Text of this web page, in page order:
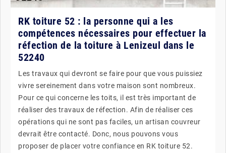
RK toiture 52 : la personne qui a les
compétences nécessaires pour effectuer la
réfection de la toiture à Lenizeul dans le
52240
Les travaux qui devront se faire pour que vous puissiez
vivre sereinement dans votre maison sont nombreux.
Pour ce qui concerne les toits, il est très important de
réaliser des travaux de réfection. Afin de réaliser ces
opérations qui ne sont pas faciles, un artisan couvreur
devrait être contacté. Donc, nous pouvons vous
proposer de placer votre confiance en RK toiture 52.